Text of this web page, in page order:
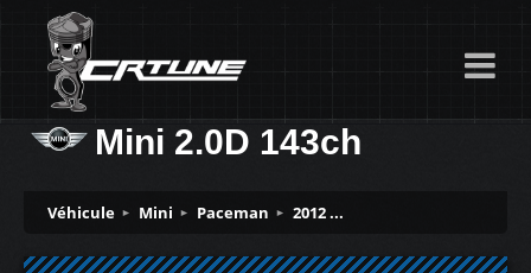
Mini 2.0D 143ch
Véhicule Mini Paceman 2012 ...